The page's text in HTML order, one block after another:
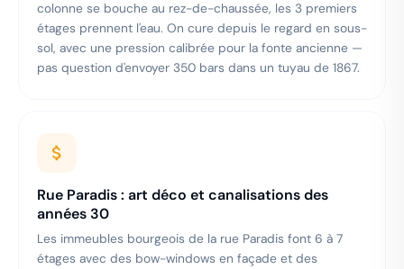
colonne se bouche au rez-de-chaussée, les 3 premiers
étages prennent l'eau. On cure depuis le regard en sous-
sol, avec une pression calibrée pour la fonte ancienne —
pas question d'envoyer 350 bars dans un tuyau de 1867.
Rue Paradis : art déco et canalisations des
années 30
Les immeubles bourgeois de la rue Paradis font 6 à 7
étages avec des bow-windows en façade et des